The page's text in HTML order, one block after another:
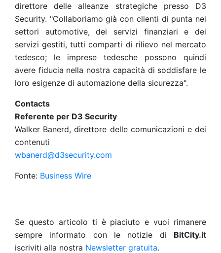
direttore delle alleanze strategiche presso D3
Security. "Collaboriamo già con clienti di punta nei
settori automotive, dei servizi finanziari e dei
servizi gestiti, tutti comparti di rilievo nel mercato
tedesco; le imprese tedesche possono quindi
avere fiducia nella nostra capacità di soddisfare le
loro esigenze di automazione della sicurezza".
Contacts
Referente per D3 Security
Walker Banerd, direttore delle comunicazioni e dei
contenuti
wbanerd@d3security.com
Fonte: Business Wire
Se questo articolo ti è piaciuto e vuoi rimanere
sempre informato con le notizie di BitCity.it
iscriviti alla nostra Newsletter gratuita.